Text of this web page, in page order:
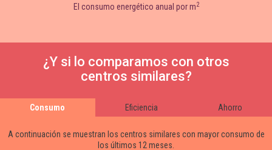
El consumo energético anual por m2
¿Y si lo comparamos con otros
centros similares?
Consumo Eficiencia Ahorro
A continuación se muestran los centros similares con mayor consumo de
los últimos 12 meses.